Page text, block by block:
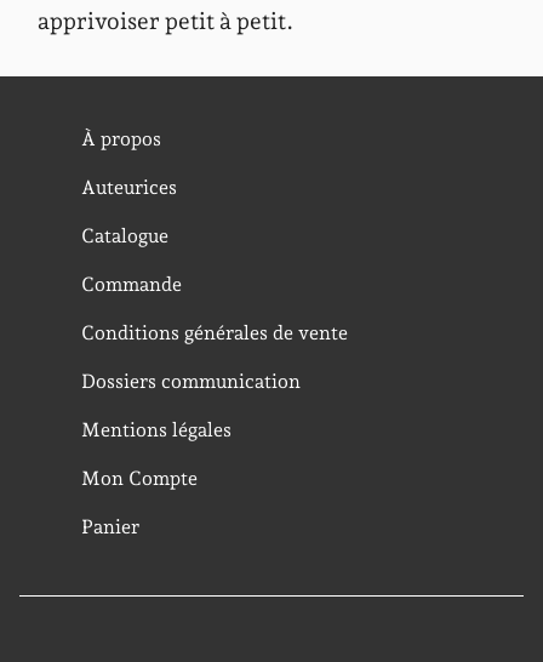
apprivoiser petit à petit.
À propos
Auteurices
Catalogue
Commande
Conditions générales de vente
Dossiers communication
Mentions légales
Mon Compte
Panier